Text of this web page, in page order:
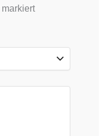
markiert